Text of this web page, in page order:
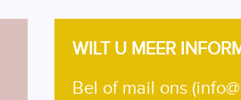
WILT U MEER
Bel of mail ons